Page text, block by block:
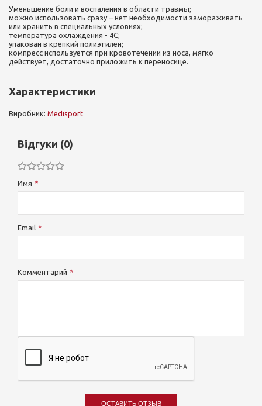
Уменьшение боли и воспаления в области травмы;
можно использовать сразу – нет необходимости замораживать
или хранить в специальных условиях;
температура охлаждения - 4С;
упакован в крепкий полиэтилен;
компресс используется при кровотечении из носа, мягко
действует, достаточно приложить к переносице.
Характеристики
Виробник: Medisport
Відгуки (0)
Имя
Email
Комментарий
ОСТАВИТЬ ОТЗЫВ